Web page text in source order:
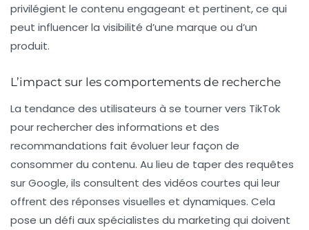
privilégient le contenu engageant et pertinent, ce qui
peut influencer la visibilité d’une marque ou d’un
produit.
L’impact sur les comportements de recherche
La tendance des utilisateurs à se tourner vers TikTok
pour rechercher des informations et des
recommandations fait évoluer leur façon de
consommer du contenu. Au lieu de taper des requêtes
sur Google, ils consultent des vidéos courtes qui leur
offrent des réponses visuelles et dynamiques. Cela
pose un défi aux spécialistes du marketing qui doivent